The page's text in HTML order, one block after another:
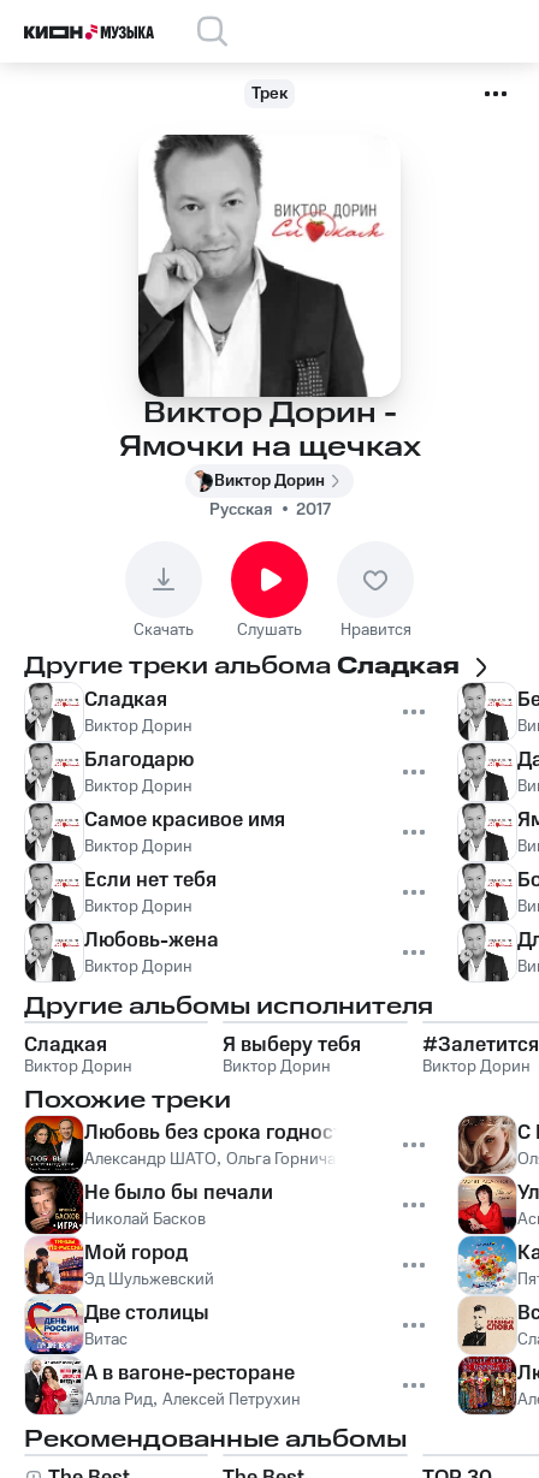
Трек
Виктор Дорин -
Ямочки на щечках
Виктор Дорин
Русская
2017
Скачать Слушать Нравится
Другие треки альбомаСладкая
Сладкая
Виктор Дорин
Благодарю
Виктор Дорин
Самое красивое имя
Виктор Дорин
Если нет тебя
Виктор Дорин
Любовь-жена
Виктор Дорин
Другие альбомы исполнителя
Сладкая
Виктор Дорин
Я выберу тебя
Виктор Дорин
#Залетится
Виктор Дорин
Похожие треки
Любовь без срока годности
Александр ШАТО, Ольга Горничар
Не было бы печали
Николай Басков
Мой город
Эд Шульжевский
Две столицы
Витас
А в вагоне-ресторане
Алла Рид, Алексей Петрухин
С
Рекомендованные альбомы